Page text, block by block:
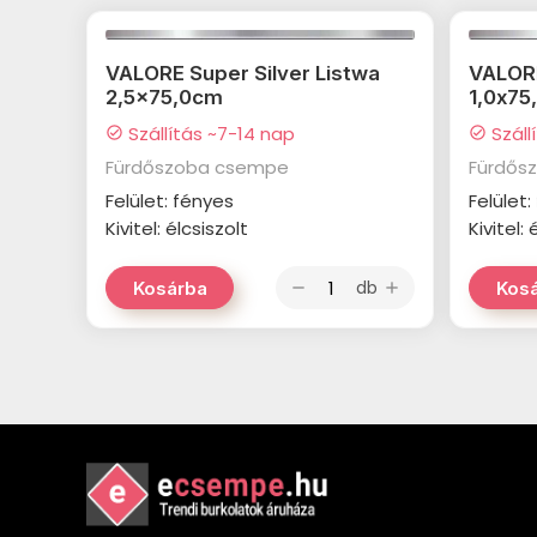
VALORE Super Silver Listwa
2,5x75,0cm
check_circle Szállítás ~7-14 nap
Fürdőszoba csempe
Felület: fényes
Kivitel: élcsiszolt
Kosárba remove db add
check_circle
Kivitel: